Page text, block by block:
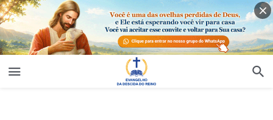
547 Deus chega silenciosamente entre nós